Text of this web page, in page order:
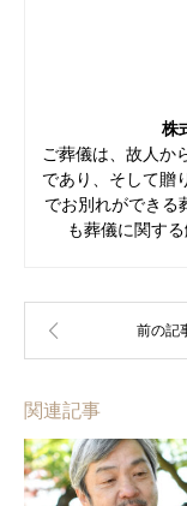
株
ご葬儀は、故人か
であり、そして贈
でお別れができる
も葬儀に関す
関連記事